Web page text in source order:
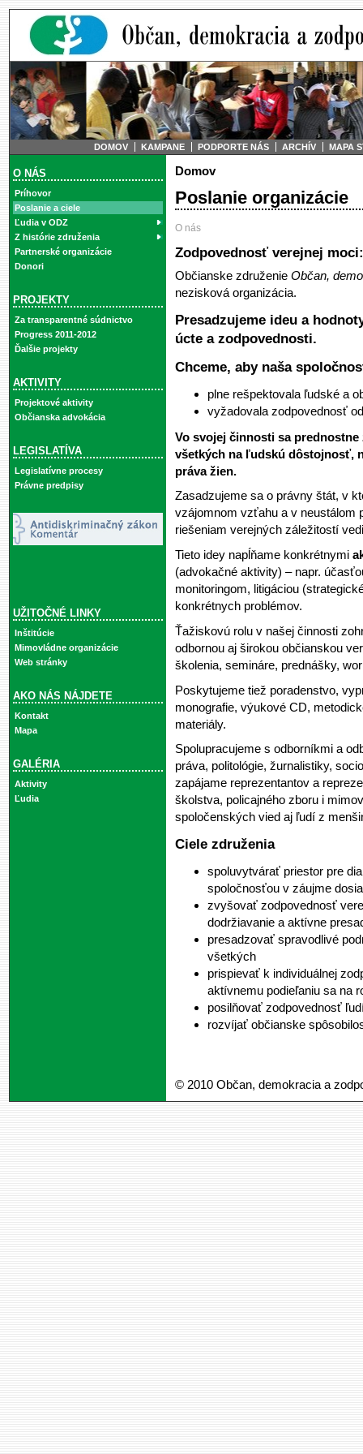
DOMOV KAMPANE PODPORTE NÁS ARCHÍV MAPA
O NÁS
Príhovor
Poslanie a ciele
Ľudia v ODZ
Z histórie združenia
Partnerské organizácie
Donori
PROJEKTY
Za transparentné súdnictvo
Progress 2011-2012
Ďalšie projekty
AKTIVITY
Projektové aktivity
Občianska advokácia
LEGISLATÍVA
Legislatívne procesy
Právne predpisy
UŽITOČNÉ LINKY
Inštitúcie
Mimovládne organizácie
Web stránky
AKO NÁS NÁJDETE
Kontakt
Mapa
GALÉRIA
Aktivity
Ľudia
Domov
Poslanie organizácie
O nás
Zodpovednosť verejnej
Občianske združenie Občan,
nezisková organizácia.
Presadzujeme ideu a
úcte a zodpovednosti.
Chceme, aby naša
plne rešpektovala ľudské a
vyžadovala zodpovednosť
Vo svojej činnosti sa prednostne
všetkých na ľudskú dôstojnosť,
práva žien.
Zasadzujeme sa o právny štát, v
vzájomnom vzťahu a v neustálom
riešeniam verejných záležitostí
Tieto idey napĺňame konkrétnymi
(advokačné aktivity) – napr.
monitoringom, litigáciou
konkrétnych problémov.
Ťažiskovú rolu v našej činnosti
odbornou aj širokou občianskou
školenia, semináre, prednášky,
Poskytujeme tiež poradenstvo,
monografie, výukové CD,
materiály.
Spolupracujeme s odborníkmi a
práva, politológie, žurnalistiky,
zapájame reprezentantov a
školstva, policajného zboru i
spoločenských vied aj ľudí z
Ciele združenia
spoluvytvárať priestor pre
spoločnosťou v záujme
zvyšovať zodpovednosť
dodržiavanie a aktívne
presadzovať spravodlivé
všetkých
prispievať k individuálnej
aktívnemu podieľaniu sa na
posilňovať zodpovednosť
rozvíjať občianske
© 2010 Občan, demokracia a